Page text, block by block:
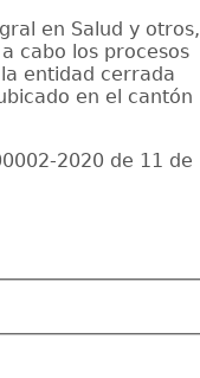
en Salud y otros,
cabo los procesos
entidad cerrada
en el cantón
2020 de 11 de